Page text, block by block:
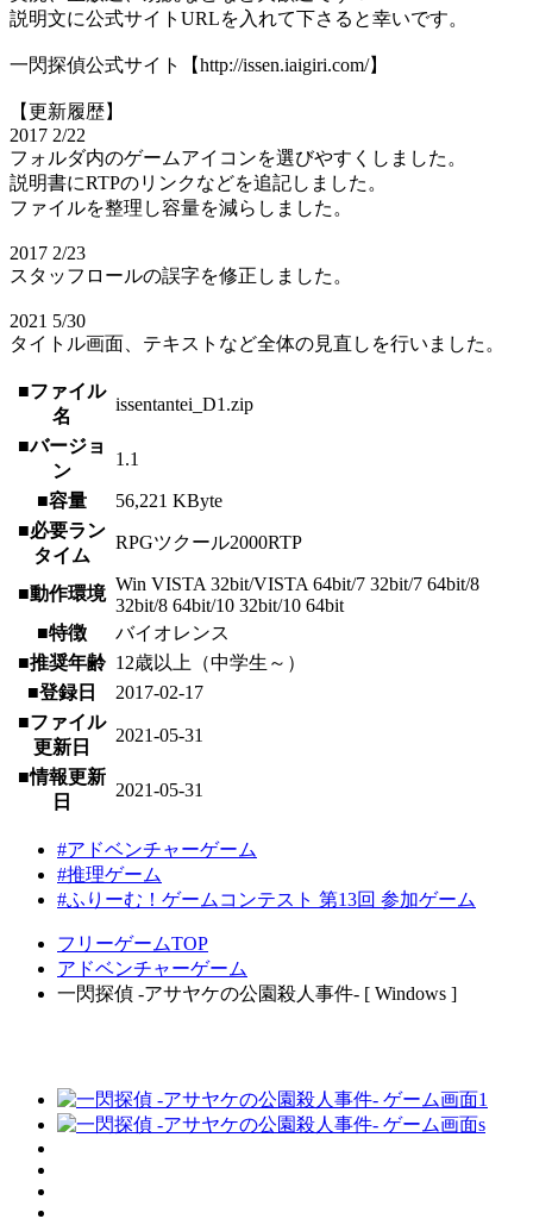
説明文に公式サイトURLを入れて下さると幸いです。
一閃探偵公式サイト【http://issen.iaigiri.com/】
【更新履歴】
2017 2/22
フォルダ内のゲームアイコンを選びやすくしました。
説明書にRTPのリンクなどを追記しました。
ファイルを整理し容量を減らしました。
2017 2/23
スタッフロールの誤字を修正しました。
2021 5/30
タイトル画面、テキストなど全体の見直しを行いました。
■ファイル
名
issentantei_D1.zip
■バージョ
ン
1.1
■容量
56,221 KByte
■必要ラン
タイム
RPGツクール2000RTP
■動作環境 Win VISTA 32bit/VISTA 64bit/7 32bit/7 64bit/8
32bit/8 64bit/10 32bit/10 64bit
■特徴
バイオレンス
■推奨年齢 12歳以上（中学生～）
■登録日
2017-02-17
■ファイル
更新日
2021-05-31
■情報更新
日
2021-05-31
#アドベンチャーゲーム
#推理ゲーム
#ふりーむ！ゲームコンテスト 第13回 参加ゲーム
フリーゲームTOP
アドベンチャーゲーム
一閃探偵 ‐アサヤケの公園殺人事件‐ [ Windows ]